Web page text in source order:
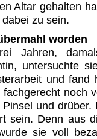
Altar gehalten
zu sein.
worden
Jahren,
untersuchte
und fand
fachgerecht noch
Pinsel und
sein. Denn aus
sie voll